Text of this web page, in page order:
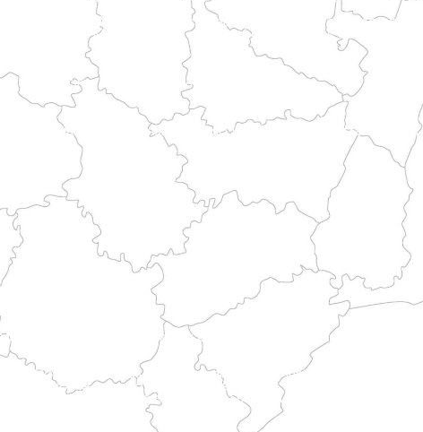
variegate prima di raggiungere le vie del Mont.
ai principali itinerari storici.
e la zona di Mortain.
con le vie religiose storiche.
marittimo bretone e le vie di pellegrinaggio.